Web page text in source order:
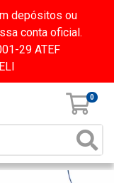
depósitos ou
conta oficial.
29 ATEF
0